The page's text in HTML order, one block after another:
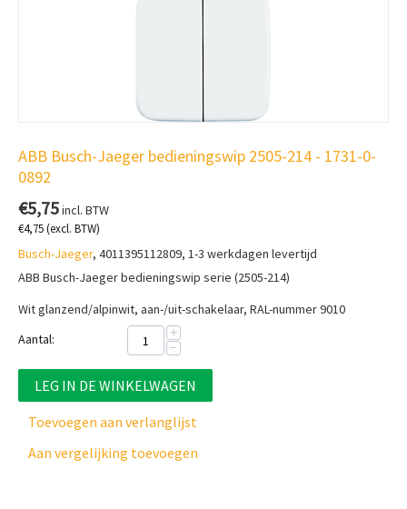
ABB Busch-Jaeger bedieningswip 2505-214 - 1731-0-
0892
€5,75incl. BTW
€4,75(excl. BTW)
Busch-Jaeger, 4011395112809, 1-3 werkdagen levertijd
ABB Busch-Jaeger bedieningswip serie (2505-214)
Wit glanzend/alpinwit, aan-/uit-schakelaar, RAL-nummer 9010
Aantal:
+
−
LEG IN DE WINKELWAGEN
Toevoegen aan verlanglijst
Aan vergelijking toevoegen